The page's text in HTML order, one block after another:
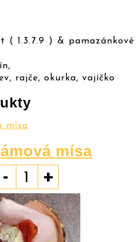
( 1.3.7.9 ) & pamazánkové
rajče, okurka, vajíčko
mísa
- +